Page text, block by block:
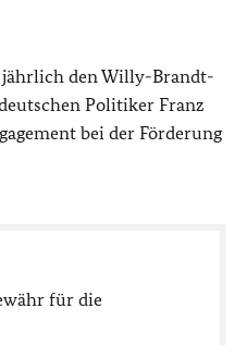
jährlich den Willy-Brandt-
Politiker Franz
bei der Förderung
für die